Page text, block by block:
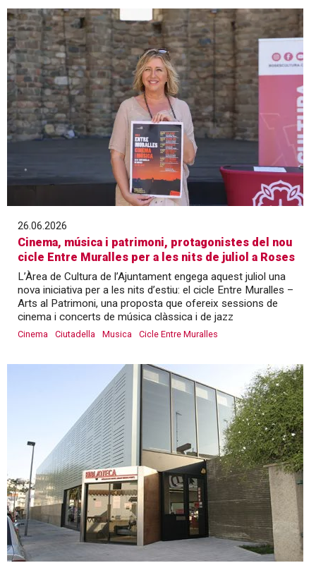
26.06.2026
Cinema, música i patrimoni, protagonistes del nou
cicle Entre Muralles per a les nits de juliol a Roses
L’Àrea de Cultura de l’Ajuntament engega aquest juliol una
nova iniciativa per a les nits d’estiu: el cicle Entre Muralles –
Arts al Patrimoni, una proposta que ofereix sessions de
cinema i concerts de música clàssica i de jazz
Cinema Ciutadella Musica Cicle Entre Muralles